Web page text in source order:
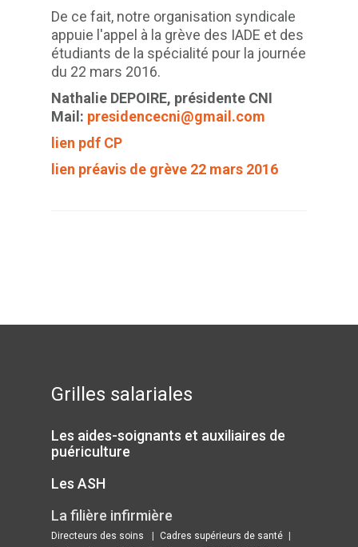
De ce fait, notre organisation syndicale
appuie l'appel à la grève des IADE et des
étudiants de la spécialité pour la journée
du 22 mars 2016.
Nathalie DEPOIRE, présidente CNI
Mail: presidencecni@gmail.com
lien pdf CP
lien préavis de grève 22 mars 2016
Grilles salariales
Les aides-soignants et auxiliaires de
puériculture
Les ASH
La filière infirmière
Directeurs des soins
Cadres supérieurs de santé